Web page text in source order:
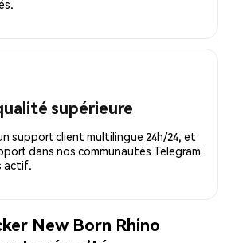
supérieure
support client multilingue 24h/24, et
dans nos communautés Telegram
actif.
New Born Rhino